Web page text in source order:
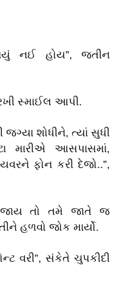
નઈ હોય”, જતીન
સ્માઈલ આપી.
જગ્યા શોધીને, ત્યાં સુધી
આસપાસમાં,
ફોન કરી દેજો..”,
જાય તો તમે જાતે જ
હળવો જોક માર્યો.
વરી”, સંકેતે ચુપકીદી